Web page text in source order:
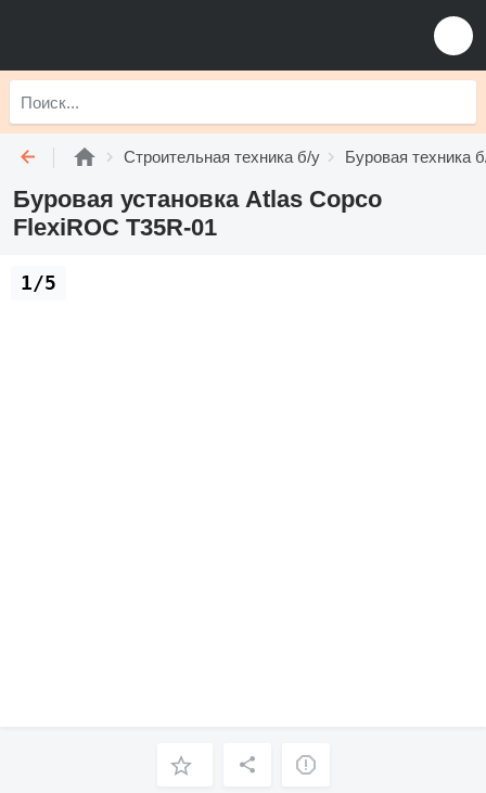
Строительная техника б/у Буровая техника
Буровая установка Atlas Copco
FlexiROC T35R-01
1/5